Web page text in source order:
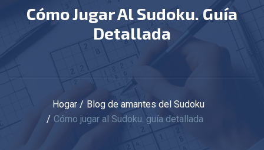
Cómo Jugar Al Sudoku. Guía
Detallada
Hogar
Blog de amantes del Sudoku
Cómo jugar al Sudoku. guía detallada